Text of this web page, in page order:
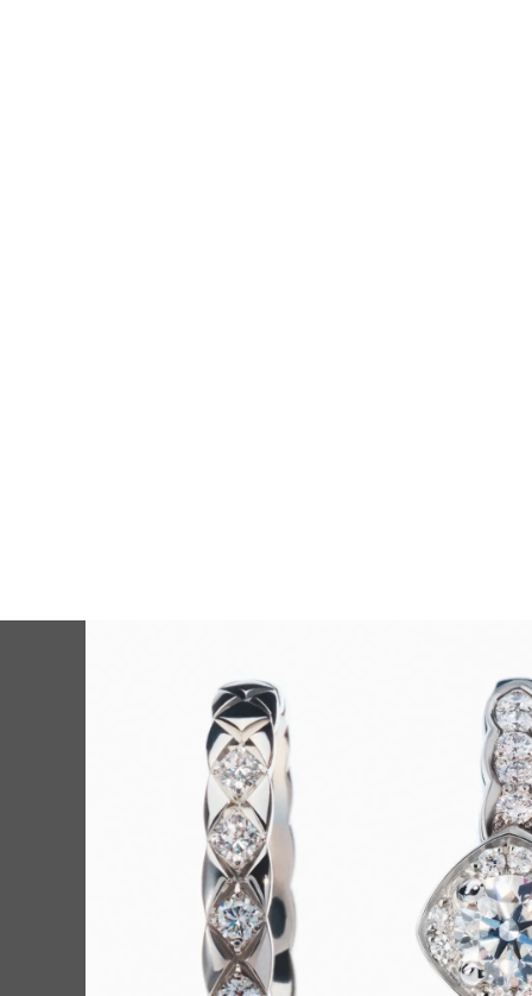
の私に。【シ
の絆を形にす